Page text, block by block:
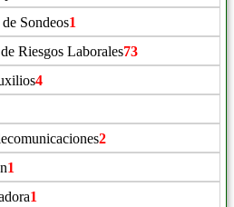
Sondeos1
Riesgos Laborales73
4
2
1
1